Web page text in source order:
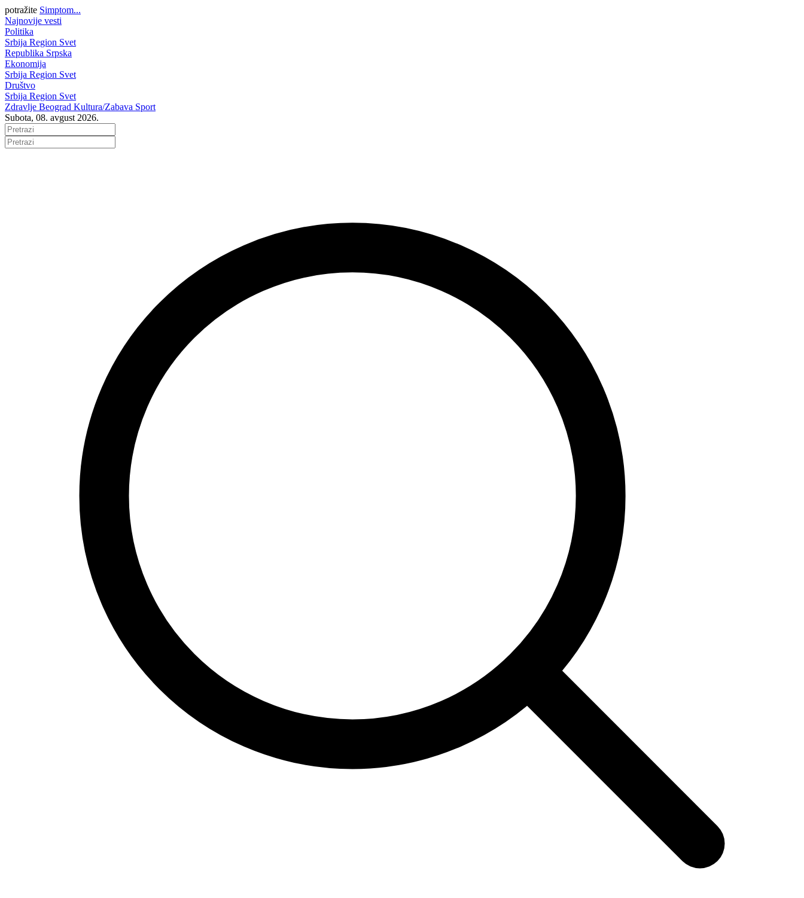
potražite Simptom...
Najnovije vesti
Politika
Srbija Region Svet
Republika Srpska
Ekonomija
Srbija Region Svet
Društvo
Srbija Region Svet
Zdravlje Beograd Kultura/Zabava Sport
Subota, 08. avgust 2026.